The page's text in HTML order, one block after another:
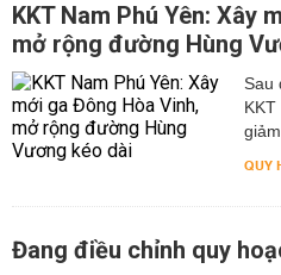
KKT Nam Phú Yên: Xây
mở rộng đường Hùng
Sau
KKT
QUY
Đang điều chỉnh quy